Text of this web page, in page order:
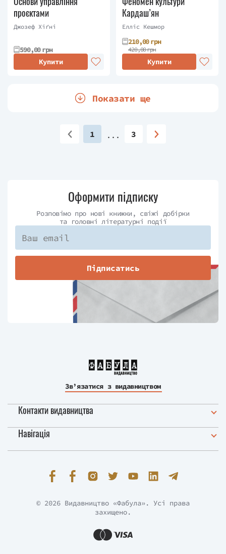
проєктами
Джозеф Хiґнi
590,00 грн
Купити
Кардаш’ян
Елліс Кешмор
210,00 грн
420,00 грн
Купити
Показати ще
1 3
Оформити підписку
Розповімо про нові книжки, свіжі добірки
та головні літературні події
Підписатись
Зв’язатися з видавництвом
Контакти видавництва
Навігація
© 2026 Видавництво «Фабула». Усі права
захищено.